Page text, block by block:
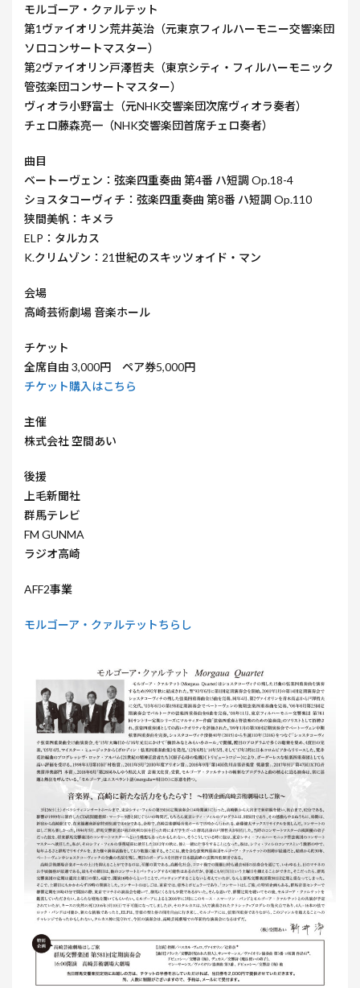
モルゴーア・クァルテット
第1ヴァイオリン荒井英治（元東京フィルハーモニー交響楽団
ソロコンサートマスター）
第2ヴァイオリン戸澤哲夫（東京シティ・フィルハーモニック
管弦楽団コンサートマスター）
ヴィオラ小野富士（元NHK交響楽団次席ヴィオラ奏者）
チェロ藤森亮一（NHK交響楽団首席チェロ奏者）
曲目
ベートーヴェン：弦楽四重奏曲 第4番 ハ短調 Op.18-4
ショスタコーヴィチ：弦楽四重奏曲 第8番 ハ短調 Op.110
狭間美帆：キメラ
ELP：タルカス
K.クリムゾン：21世紀のスキッツォイド・マン
会場
高崎芸術劇場 音楽ホール
チケット
全席自由 3,000円 ペア券5,000円
チケット購入はこちら
主催
株式会社 空間あい
後援
上毛新聞社
群馬テレビ
FM GUNMA
ラジオ高崎
AFF2事業
モルゴーア・クァルテットちらし